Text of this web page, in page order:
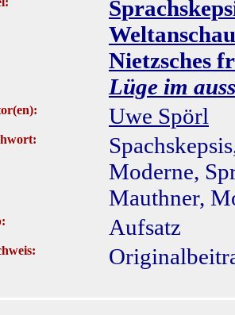
Nietzsches
Lüge im
Uwe Spörl
Moderne,
Mauthner,
Aufsatz